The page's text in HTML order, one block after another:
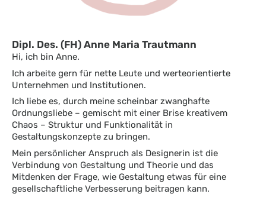
Dipl. Des. (FH) Anne Maria Trautmann
Hi, ich bin Anne.
Ich arbeite gern für nette Leute und werteorientierte
Unternehmen und Institutionen.
Ich liebe es, durch meine scheinbar zwanghafte
Ordnungsliebe – gemischt mit einer Brise kreativem
Chaos – Struktur und Funktionalität in
Gestaltungskonzepte zu bringen.
Mein persönlicher Anspruch als Designerin ist die
Verbindung von Gestaltung und Theorie und das
Mitdenken der Frage, wie Gestaltung etwas für eine
gesellschaftliche Verbesserung beitragen kann.